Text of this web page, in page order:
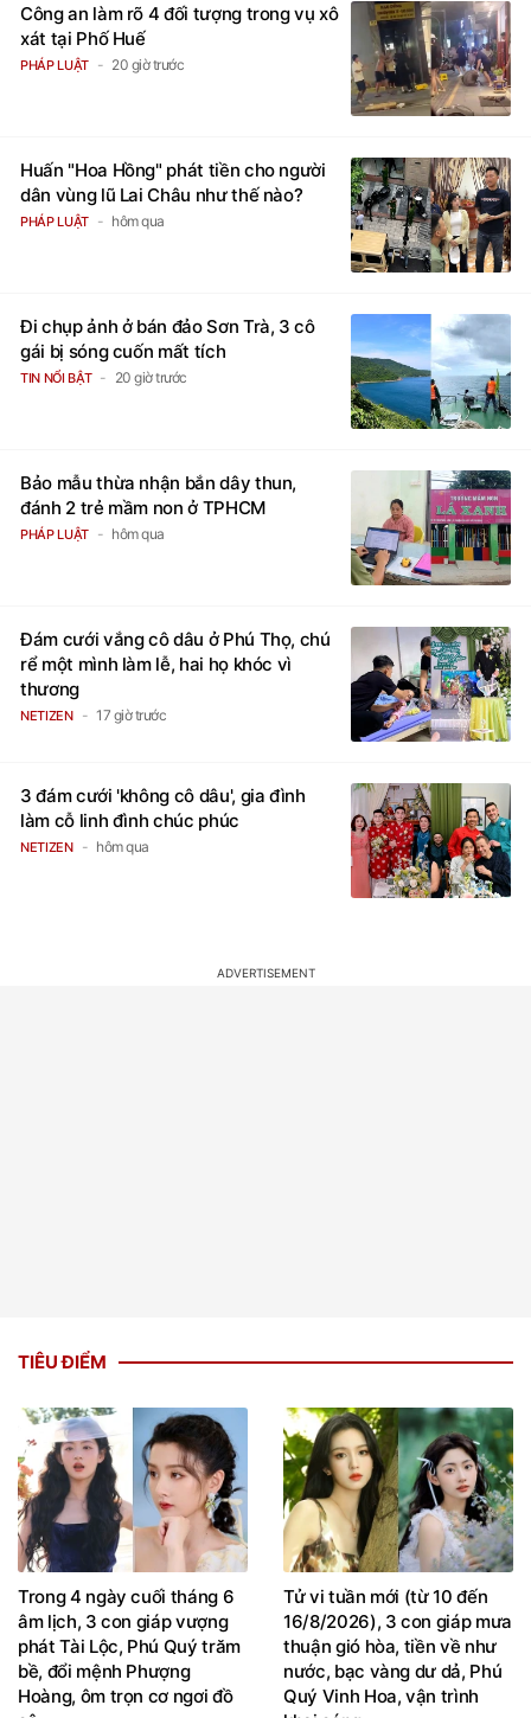
Công an làm rõ 4 đối tượng trong vụ xô
xát tại Phố Huế
PHÁP LUẬT 20 giờ trước
Huấn "Hoa Hồng" phát tiền cho người
dân vùng lũ Lai Châu như thế nào?
PHÁP LUẬT hôm qua
Đi chụp ảnh ở bán đảo Sơn Trà, 3 cô
gái bị sóng cuốn mất tích
TIN NỔI BẬT 20 giờ trước
Bảo mẫu thừa nhận bắn dây thun,
đánh 2 trẻ mầm non ở TPHCM
PHÁP LUẬT hôm qua
Đám cưới vắng cô dâu ở Phú Thọ, chú
rể một mình làm lễ, hai họ khóc vì
thương
NETIZEN 17 giờ trước
3 đám cưới 'không cô dâu', gia đình
làm cỗ linh đình chúc phúc
NETIZEN hôm qua
TIÊU ĐIỂM
Trong 4 ngày cuối tháng 6
âm lịch, 3 con giáp vượng
phát Tài Lộc, Phú Quý trăm
bề, đổi mệnh Phượng
Hoàng, ôm trọn cơ ngơi đồ
Tử vi tuần mới (từ 10 đến
16/8/2026), 3 con giáp mưa
thuận gió hòa, tiền về như
nước, bạc vàng dư dả, Phú
Quý Vinh Hoa, vận trình